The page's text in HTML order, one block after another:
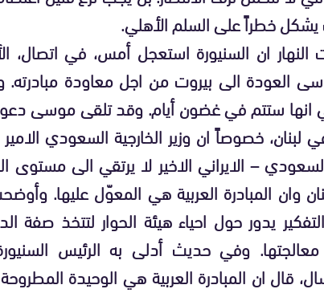
خطراً على السلم الأهلي.
النهار ان السنيورة استعجل أمس، في اتصال،
العودة الى بيروت من اجل معاودة
انها ستتم في غضون أيام. وقد تلقى موسى
لبنان، خصوصاً ان وزير الخارجية السعودي
– الايراني الاخير لا يرتقي الى مستوى
وان المبادرة العربية هي المعوّل عليها.
يدور حول احياء هيئة الحوار لتتخذ صفة
وفي حديث أدلى به الرئيس
قال ان المبادرة العربية هي الوحيدة